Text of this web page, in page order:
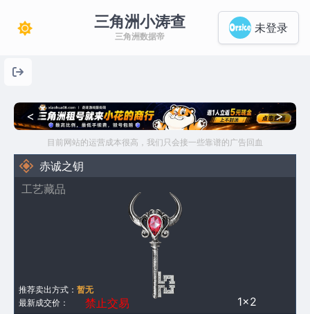
三角洲小涛查
三角洲数据帝
未登录
< >
目前网站的运营成本很高，我们只会接一些靠谱的广告回血
赤诚之钥
工艺藏品
1×2
最新成交价： 禁止交易
推荐卖出方式： 暂无